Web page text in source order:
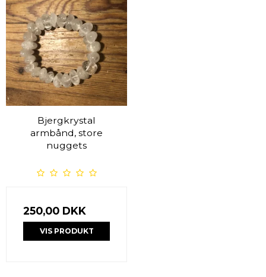
Bjergkrystal
armbånd, store
nuggets
250,00 DKK
VIS PRODUKT